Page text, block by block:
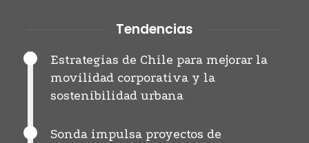
Tendencias
Estrategias de Chile para mejorar la
movilidad corporativa y la
sostenibilidad urbana
Sonda impulsa proyectos de